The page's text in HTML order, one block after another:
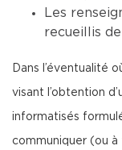
Les
recueillis
Dans l’éventualité
visant l’obtention
informatisés
communiquer (ou